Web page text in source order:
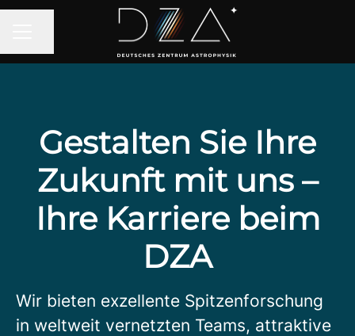
Gestalten Sie Ihre
Zukunft mit uns –
Ihre Karriere beim
DZA
Wir bieten exzellente Spitzenforschung
in weltweit vernetzten Teams, attraktive